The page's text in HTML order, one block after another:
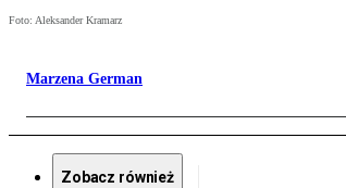
Foto: Aleksander Kramarz
Marzena German
Zobacz również